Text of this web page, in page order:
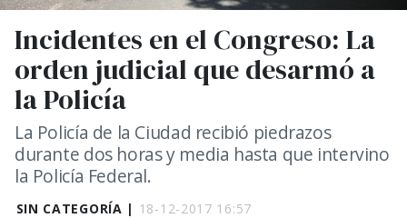
SIN CATEGORÍA | 18-12-2017 16:57
Incidentes en el Congreso: La
orden judicial que desarmó a
la Policía
La Policía de la Ciudad recibió piedrazos
durante dos horas y media hasta que intervino
la Policía Federal.